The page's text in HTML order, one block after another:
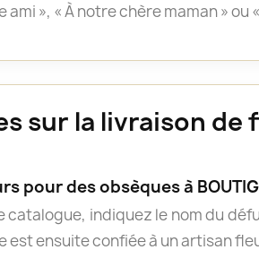
ami », « À notre chère maman »
sur la livraison de
pour des obsèques à
indiquez le nom du
est ensuite confiée à un artisan